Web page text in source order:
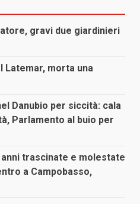
gravi due giardinieri
Latemar, morta una
Danubio per siccità: cala
Parlamento al buio per
anni trascinate e molestate
a Campobasso,